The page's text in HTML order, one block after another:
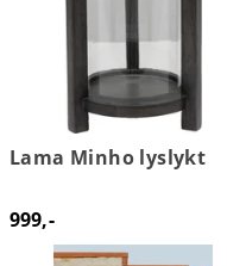
Lama Minho lyslykt
999,-